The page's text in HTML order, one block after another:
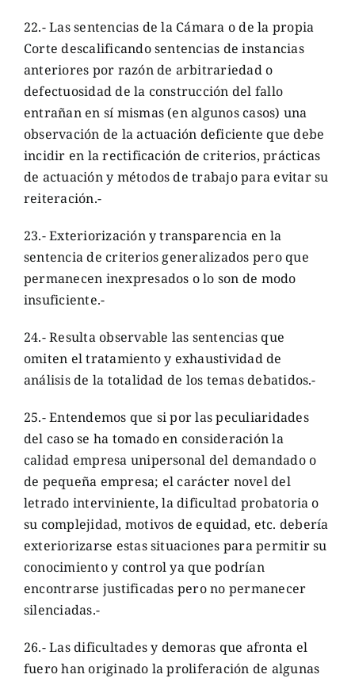
22.- Las sentencias de la Cámara o de la propia
Corte descalificando sentencias de instancias
anteriores por razón de arbitrariedad o
defectuosidad de la construcción del fallo
entrañan en sí mismas (en algunos casos) una
observación de la actuación deficiente que debe
incidir en la rectificación de criterios, prácticas
de actuación y métodos de trabajo para evitar su
reiteración.-
23.- Exteriorización y transparencia en la
sentencia de criterios generalizados pero que
permanecen inexpresados o lo son de modo
insuficiente.-
24.- Resulta observable las sentencias que
omiten el tratamiento y exhaustividad de
análisis de la totalidad de los temas debatidos.-
25.- Entendemos que si por las peculiaridades
del caso se ha tomado en consideración la
calidad empresa unipersonal del demandado o
de pequeña empresa; el carácter novel del
letrado interviniente, la dificultad probatoria o
su complejidad, motivos de equidad, etc. debería
exteriorizarse estas situaciones para permitir su
conocimiento y control ya que podrían
encontrarse justificadas pero no permanecer
silenciadas.-
26.- Las dificultades y demoras que afronta el
fuero han originado la proliferación de algunas